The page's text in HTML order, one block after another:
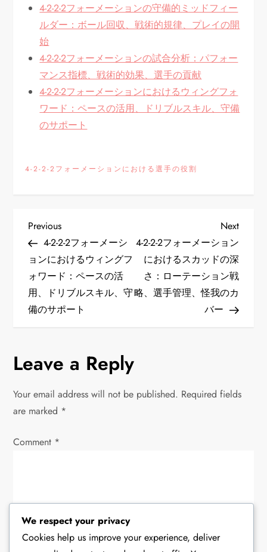
4-2-2-2フォーメーションの守備的ミッドフィー
ルダー：ボール回収、戦術的規律、プレイの開
始
4-2-2-2フォーメーションの試合分析：パフォー
マンス指標、戦術的効果、選手の貢献
4-2-2-2フォーメーションにおけるウィングフォ
ワード：ペースの活用、ドリブルスキル、守備
のサポート
4-2-2-2フォーメーションにおける選手の役割
P
o
s
t
a
v
g
t
i
Previous
Post
Previous
4-2-2-2フォーメーシ
ョンにおけるウィングフ
ォワード：ペースの活
用、ドリブルスキル、守
備のサポート
Next
Post
Next
4-2-2-2フォーメーション
におけるスカッドの深
さ：ローテーション戦
略、選手管理、怪我のカ
バー
Leave a Reply
Your email address will not be published. Required fields
are marked *
Comment *
We respect your privacy
Cookies help us improve your experience, deliver